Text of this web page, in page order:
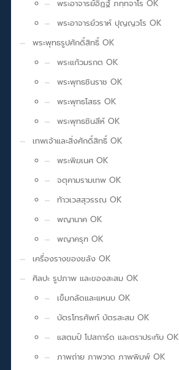
พระอาจารย์อิฏฐ์ ภทฺทจาโร OK
พระอาจารย์วราห์ ปุญญวโร OK
พระพุทธรูปศักดิ์สิทธิ์ OK
พระแก้วมรกต OK
พระพุทธชินราช OK
พระพุทธโสธร OK
พระพุทธชินสีห์ OK
เทพเจ้าและสิ่งศักดิ์สิทธิ์ OK
พระพิฆเนศ OK
จตุคามรามเทพ OK
ท้าวเวสสุวรรณ OK
พญานาค OK
พญาครุฑ OK
เครื่องรางของขลัง OK
ศิลปะ รูปภาพ และของสะสม OK
เข็มกลัดและแหนบ OK
บัตรโทรศัพท์ บัตรสะสม OK
แสตมป์ โปสการ์ด และตราประทับ OK
ภาพถ่าย ภาพวาด ภาพพิมพ์ OK